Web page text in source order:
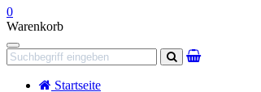
0
Warenkorb
Navigation
Suchen
Startseite